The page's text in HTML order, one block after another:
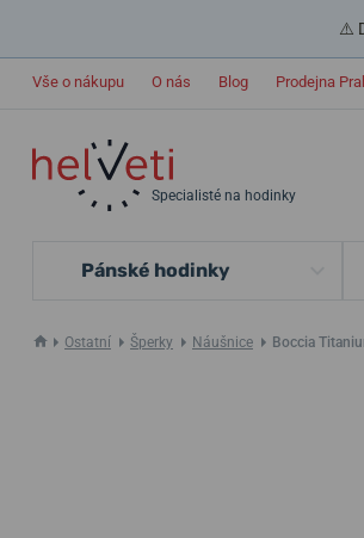
⚠️
Vše o nákupu O nás Blog Prodejna
Specialisté na hodinky
Pánské hodinky
Ostatní Šperky Náušnice Boccia